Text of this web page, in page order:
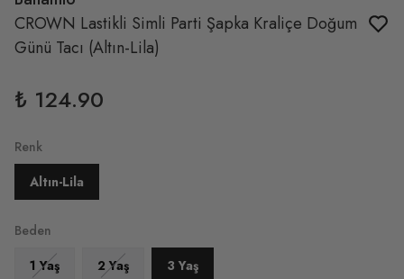
CROWN Lastikli Simli Parti Şapka Kraliçe Doğum
Günü Tacı (Altın-Lila)
₺ 124.90
Renk
Altın-Lila
Beden
1 Yaş
2 Yaş 3 Yaş